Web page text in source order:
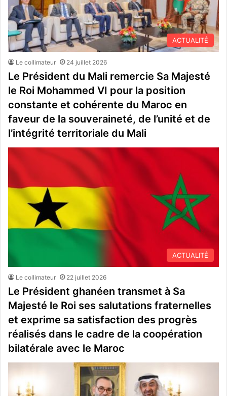
ACTUALITÉ
Le collimateur 24 juillet 2026
Le Président du Mali remercie Sa Majesté
le Roi Mohammed VI pour la position
constante et cohérente du Maroc en
faveur de la souveraineté, de l’unité et de
l’intégrité territoriale du Mali
ACTUALITÉ
Le collimateur 22 juillet 2026
Le Président ghanéen transmet à Sa
Majesté le Roi ses salutations fraternelles
et exprime sa satisfaction des progrès
réalisés dans le cadre de la coopération
bilatérale avec le Maroc